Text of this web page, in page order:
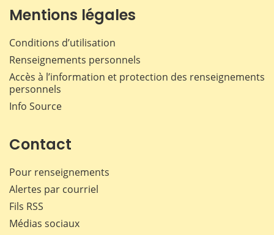
Mentions légales
Conditions d’utilisation
Renseignements personnels
Accès à l’information et protection des renseignements
personnels
Info Source
Contact
Pour renseignements
Alertes par courriel
Fils RSS
Médias sociaux